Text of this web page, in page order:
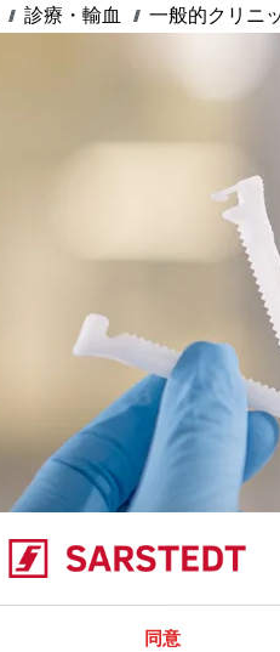
同意
/// 診療・輸血 /// 一般的クリニ